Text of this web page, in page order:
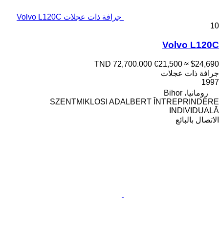
جرافة ذات عجلات Volvo L120C
10
Volvo L120C
TND 72,700.000 €21,500 ≈ $24,690
جرافة ذات عجلات
1997
رومانيا، Bihor
SZENTMIKLOSI ADALBERT ÎNTREPRINDERE
INDIVIDUALĂ
الاتصال بالبائع